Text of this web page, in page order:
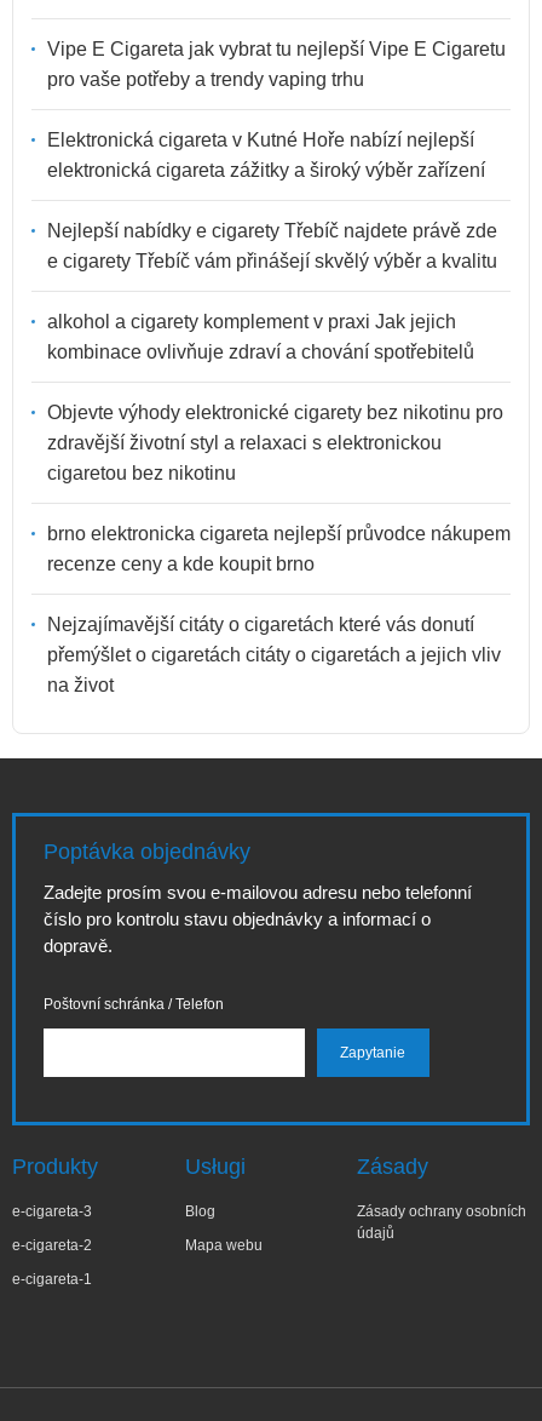
Vipe E Cigareta jak vybrat tu nejlepší Vipe E Cigaretu
pro vaše potřeby a trendy vaping trhu
Elektronická cigareta v Kutné Hoře nabízí nejlepší
elektronická cigareta zážitky a široký výběr zařízení
Nejlepší nabídky e cigarety Třebíč najdete právě zde
e cigarety Třebíč vám přinášejí skvělý výběr a kvalitu
alkohol a cigarety komplement v praxi Jak jejich
kombinace ovlivňuje zdraví a chování spotřebitelů
Objevte výhody elektronické cigarety bez nikotinu pro
zdravější životní styl a relaxaci s elektronickou
cigaretou bez nikotinu
brno elektronicka cigareta nejlepší průvodce nákupem
recenze ceny a kde koupit brno
Nejzajímavější citáty o cigaretách které vás donutí
přemýšlet o cigaretách citáty o cigaretách a jejich vliv
na život
Poptávka objednávky
Zadejte prosím svou e-mailovou adresu nebo telefonní
číslo pro kontrolu stavu objednávky a informací o
dopravě.
Poštovní schránka / Telefon
Produkty
e-cigareta-3
e-cigareta-2
e-cigareta-1
Usługi
Blog
Mapa webu
Zásady
Zásady ochrany osobních
údajů